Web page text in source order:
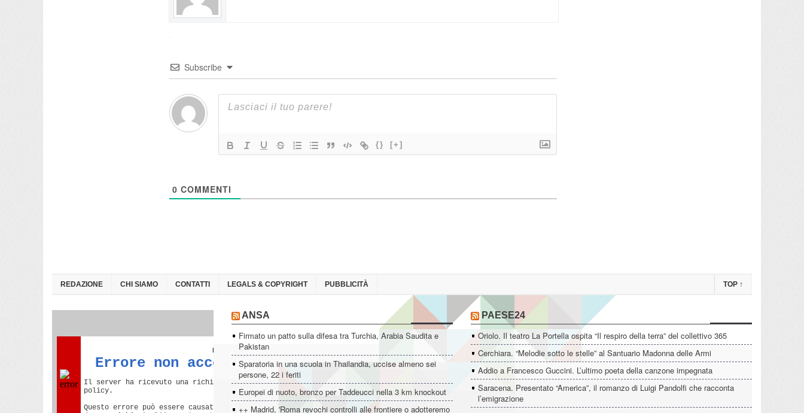
Subscribe
{} [+]
0 COMMENTI
REDAZIONE CHI SIAMO CONTATTI LEGALS & COPYRIGHT PUBBLICITÀ TOP ↑
ANSA
Firmato un patto sulla difesa tra Turchia, Arabia Saudita e
Pakistan
Sparatoria in una scuola in Thailandia, uccise almeno sei
persone, 22 i feriti
Europei di nuoto, bronzo per Taddeucci nella 3 km knockout
++ Madrid, 'Roma revochi controlli alle frontiere o adotteremo
PAESE24
Oriolo. Il teatro La Portella ospita “Il respiro della terra” del collettivo 365
Cerchiara. “Melodie sotto le stelle” al Santuario Madonna delle Armi
Addio a Francesco Guccini. L’ultimo poeta della canzone impegnata
Saracena. Presentato “America”, il romanzo di Luigi Pandolfi che racconta
l’emigrazione